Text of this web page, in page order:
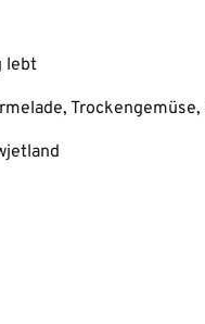
lebt